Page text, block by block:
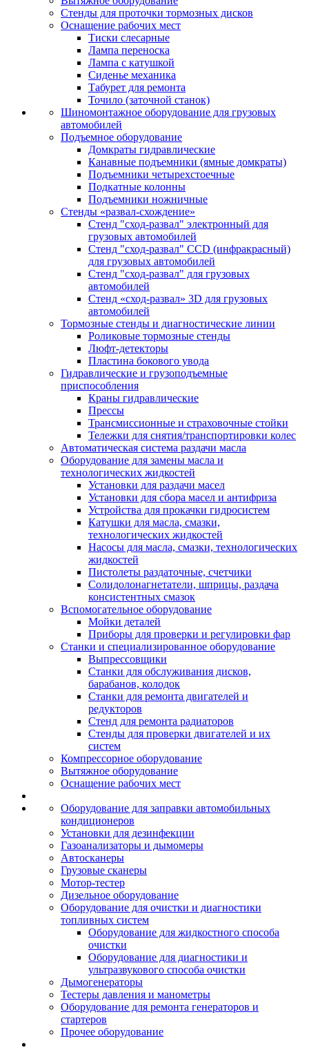
Стенды для проточки тормозных дисков
Оснащение рабочих мест
Тиски слесарные
Лампа переноска
Лампа с катушкой
Сиденье механика
Табурет для ремонта
Точило (заточной станок)
Шиномонтажное оборудование для грузовых
автомобилей
Подъемное оборудование
Домкраты гидравлические
Канавные подъемники (ямные домкраты)
Подъемники четырехстоечные
Подкатные колонны
Подъемники ножничные
Стенды «развал-схождение»
Стенд "сход-развал" электронный для
грузовых автомобилей
Стенд "сход-развал" CCD (инфракрасный)
для грузовых автомобилей
Стенд "сход-развал" для грузовых
автомобилей
Стенд «сход-развал» 3D для грузовых
автомобилей
Тормозные стенды и диагностические линии
Роликовые тормозные стенды
Люфт-детекторы
Пластина бокового увода
Гидравлические и грузоподъемные
приспособления
Краны гидравлические
Прессы
Трансмиссионные и страховочные стойки
Тележки для снятия/транспортировки колес
Автоматическая система раздачи масла
Оборудование для замены масла и
технологических жидкостей
Установки для раздачи масел
Установки для сбора масел и антифриза
Устройства для прокачки гидросистем
Катушки для масла, смазки,
технологических жидкостей
Насосы для масла, смазки, технологических
жидкостей
Пистолеты раздаточные, счетчики
Солидолонагнетатели, шприцы, раздача
консистентных смазок
Вспомогательное оборудование
Мойки деталей
Приборы для проверки и регулировки фар
Станки и специализированное оборудование
Выпрессовщики
Станки для обслуживания дисков,
барабанов, колодок
Станки для ремонта двигателей и
редукторов
Стенд для ремонта радиаторов
Стенды для проверки двигателей и их
систем
Компрессорное оборудование
Вытяжное оборудование
Оснащение рабочих мест
Оборудование для заправки автомобильных
кондиционеров
Установки для дезинфекции
Газоанализаторы и дымомеры
Автосканеры
Грузовые сканеры
Мотор-тестер
Дизельное оборудование
Оборудование для очистки и диагностики
топливных систем
Оборудование для жидкостного способа
очистки
Оборудование для диагностики и
ультразвукового способа очистки
Дымогенераторы
Тестеры давления и манометры
Оборудование для ремонта генераторов и
стартеров
Прочее оборудование